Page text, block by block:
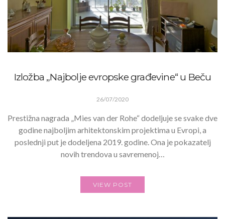
Izložba „Najbolje evropske građevine“ u Beču
26/07/2020
Prestižna nagrada „Mies van der Rohe“ dodeljuje se svake dve
godine najboljim arhitektonskim projektima u Evropi, a
poslednji put je dodeljena 2019. godine. Ona je pokazatelj
novih trendova u savremenoj…
VIEW POST